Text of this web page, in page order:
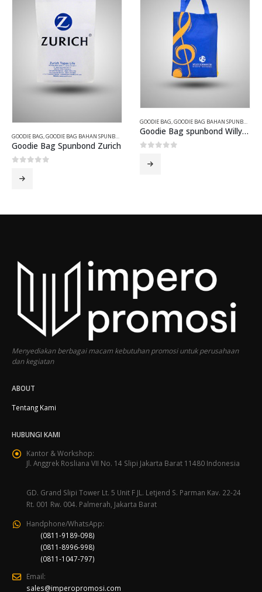
GOODIE BAG,GOODIE BAG BAHAN SPUNBOND
Goodie Bag Spunbond Zurich
GOODIE BAG,GOODIE BAG BAHAN SPUNBOND
Goodie Bag spunbond Willy Soemantri Music School
Menyediakan berbagai macam kebutuhan promosi untuk perusahaan
dan kegiatan
ABOUT
Tentang Kami
HUBUNGI KAMI
Kantor & Workshop:
Jl. Anggrek Rosliana VII No. 14 Slipi Jakarta Barat 11480 Indonesia
GD. Grand Slipi Tower Lt. 5 Unit F JL. Letjend S. Parman Kav. 22-24
Rt. 001 Rw. 004. Palmerah, Jakarta Barat
Handphone/WhatsApp:
(0811-9189-098)
(0811-8996-998)
(0811-1047-797)
Email:
sales@imperopromosi.com